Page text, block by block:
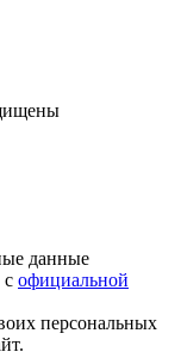
данные
с официальной
персональных